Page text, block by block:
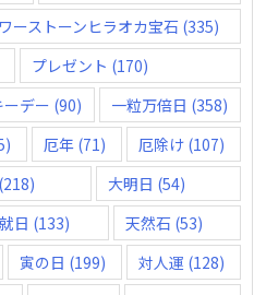
ーストーンヒラオカ宝石 (335)
プレゼント (170)
デー (90) 一粒万倍日 (358)
厄年 (71) 厄除け (107)
(218) 大明日 (54)
日 (133) 天然石 (53)
寅の日 (199) 対人運 (128)